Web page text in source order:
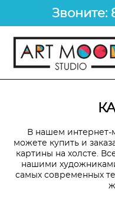
Звоните:
В нашем интернет-
можете купить и
картины на холсте.
нашими
самых современных